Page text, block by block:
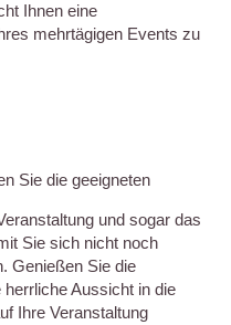
Ihnen eine
mehrtägigen Events zu
Sie die geeigneten
und sogar das
Sie sich nicht noch
Genießen Sie die
Aussicht in die
Ihre Veranstaltung